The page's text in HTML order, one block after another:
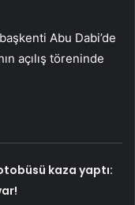
Abu Dabi’de
açılış töreninde
kaza yaptı: